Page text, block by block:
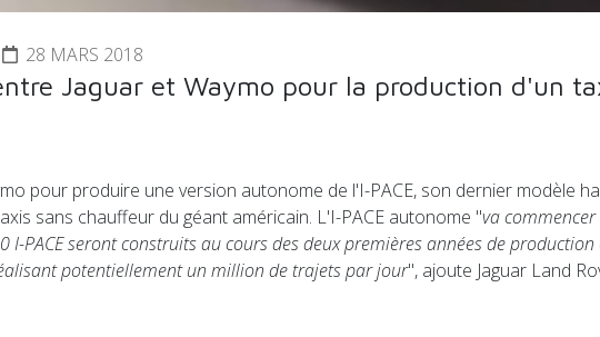
28 MARS 2018
Jaguar et Waymo pour la production d'un
pour produire une version autonome de l'I-PACE, son dernier modèle
sans chauffeur du géant américain. L'I-PACE autonome "va
I-PACE seront construits au cours des deux premières années de
potentiellement un million de trajets par jour", ajoute Jaguar Land